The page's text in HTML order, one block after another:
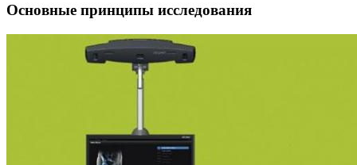
Основные принципы исследования